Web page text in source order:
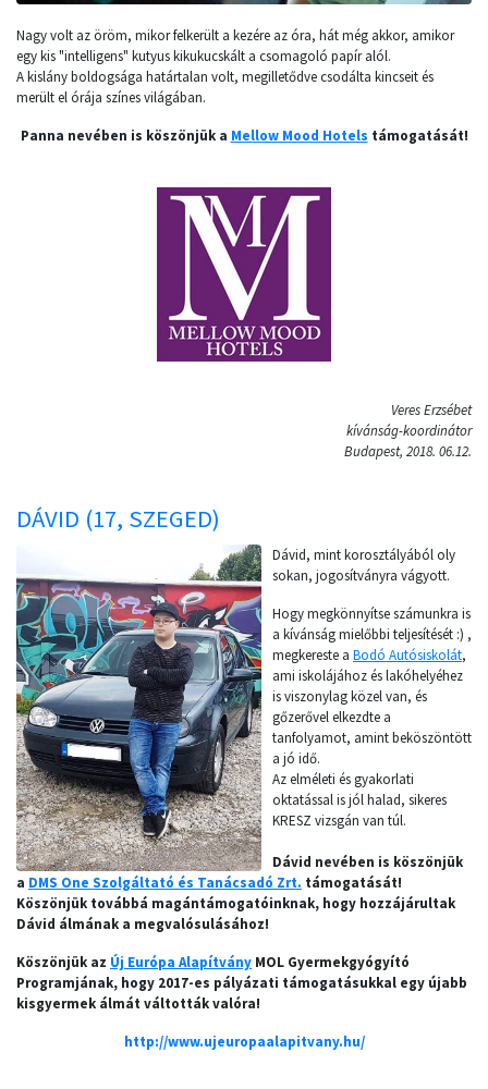
Nagy volt az öröm, mikor felkerült a kezére az óra, hát még akkor, amikor
egy kis "intelligens" kutyus kikukucskált a csomagoló papír alól.
A kislány boldogsága határtalan volt, megilletődve csodálta kincseit és
merült el órája színes világában.
Panna nevében is köszönjük a Mellow Mood Hotels támogatását!
Veres Erzsébet
kívánság-koordinátor
Budapest, 2018. 06.12.
DÁVID (17, SZEGED)
Dávid, mint korosztályából oly
sokan, jogosítványra vágyott.
Hogy megkönnyítse számunkra is
a kívánság mielőbbi teljesítését :) ,
megkereste a Bodó Autósiskolát,
ami iskolájához és lakóhelyéhez
is viszonylag közel van, és
gőzerővel elkezdte a
tanfolyamot, amint beköszöntött
a jó idő.
Az elméleti és gyakorlati
oktatással is jól halad, sikeres
KRESZ vizsgán van túl.
Dávid nevében is köszönjük
a DMS One Szolgáltató és Tanácsadó Zrt. támogatását!
Köszönjük továbbá magántámogatóinknak, hogy hozzájárultak
Dávid álmának a megvalósulásához!
Köszönjük az Új Európa Alapítvány MOL Gyermekgyógyító
Programjának, hogy 2017-es pályázati támogatásukkal egy újabb
kisgyermek álmát váltották valóra!
http://www.ujeuropaalapitvany.hu/